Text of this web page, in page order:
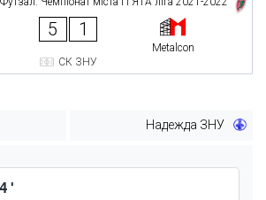
5 1
Metalcon
СК ЗНУ
Надежда ЗНУ
4'